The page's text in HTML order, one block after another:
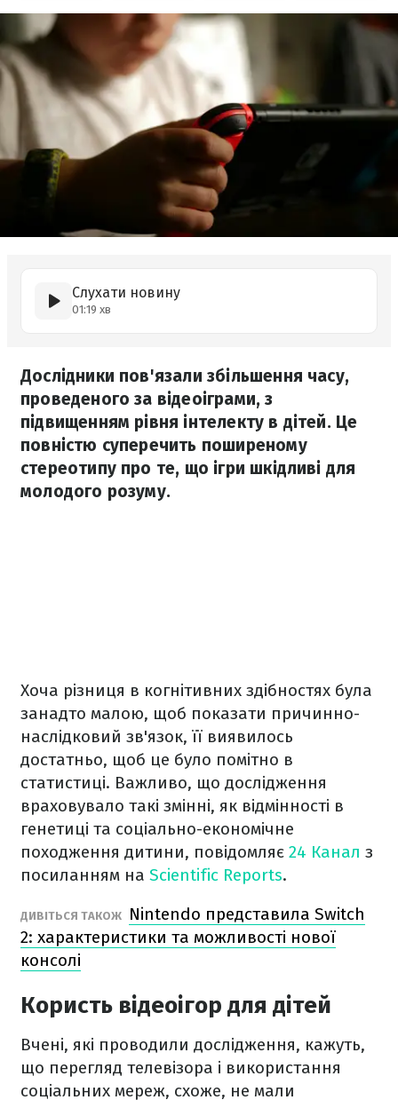
Слухати новину
01:19 хв
Дослідники пов'язали збільшення часу,
проведеного за відеоіграми, з
підвищенням рівня інтелекту в дітей. Це
повністю суперечить поширеному
стереотипу про те, що ігри шкідливі для
молодого розуму.
Хоча різниця в когнітивних здібностях була
занадто малою, щоб показати причинно-
наслідковий зв'язок, її виявилось
достатньо, щоб це було помітно в
статистиці. Важливо, що дослідження
враховувало такі змінні, як відмінності в
генетиці та соціально-економічне
походження дитини, повідомляє 24 Канал з
посиланням на Scientific Reports.
ДИВІТЬСЯ ТАКОЖ
Nintendo представила Switch
2: характеристики та можливості нової
консолі
Користь відеоігор для дітей
Вчені, які проводили дослідження, кажуть,
що перегляд телевізора і використання
соціальних мереж, схоже, не мали